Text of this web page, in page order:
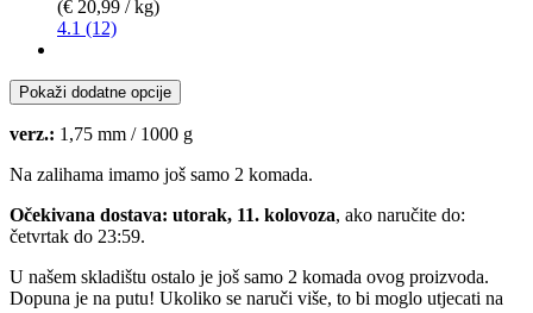
(€ 20,99 / kg)
4.1 (12)
Pokaži dodatne opcije
verz.: 1,75 mm / 1000 g
Na zalihama imamo još samo 2 komada.
Očekivana dostava: utorak, 11. kolovoza, ako naručite do:
četvrtak do 23:59.
U našem skladištu ostalo je još samo 2 komada ovog proizvoda.
Dopuna je na putu! Ukoliko se naruči više, to bi moglo utjecati na